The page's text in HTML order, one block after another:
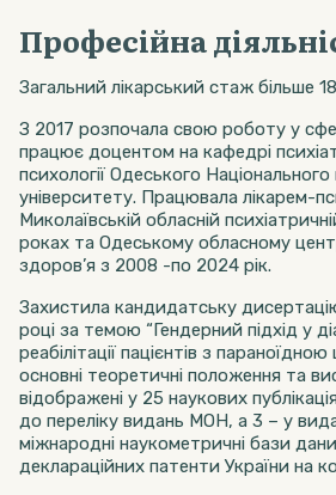
Професійна
Загальний лікарський стаж більше
З 2017 розпочала свою роботу у
працює доцентом на кафедрі
психології Одеського
університету. Працювала лікарем-
Миколаївській обласній
роках та Одеському обласному
здоров’я з 2008 -по 2024 рік.
Захистила кандидатську дисертацію
році за темою “Гендерний підхід у
реабілітації пацієнтів з
основні теоретичні положення та
відображені у 25 наукових
до переліку видань МОН, а 3 – у
міжнародні наукометричні бази
деклараційних патенти України на